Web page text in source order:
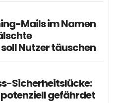
Mails im Namen
Nutzer täuschen
Sicherheitslücke:
gefährdet